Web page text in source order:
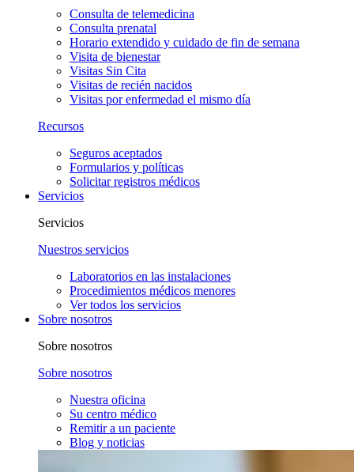
Consulta de telemedicina
Consulta prenatal
Horario extendido y cuidado de fin de semana
Visita de bienestar
Visitas Sin Cita
Visitas de recién nacidos
Visitas por enfermedad el mismo día
Recursos
Seguros aceptados
Formularios y políticas
Solicitar registros médicos
Servicios
Servicios
Nuestros servicios
Laboratorios en las instalaciones
Procedimientos médicos menores
Ver todos los servicios
Sobre nosotros
Sobre nosotros
Sobre nosotros
Nuestra oficina
Su centro médico
Remitir a un paciente
Blog y noticias